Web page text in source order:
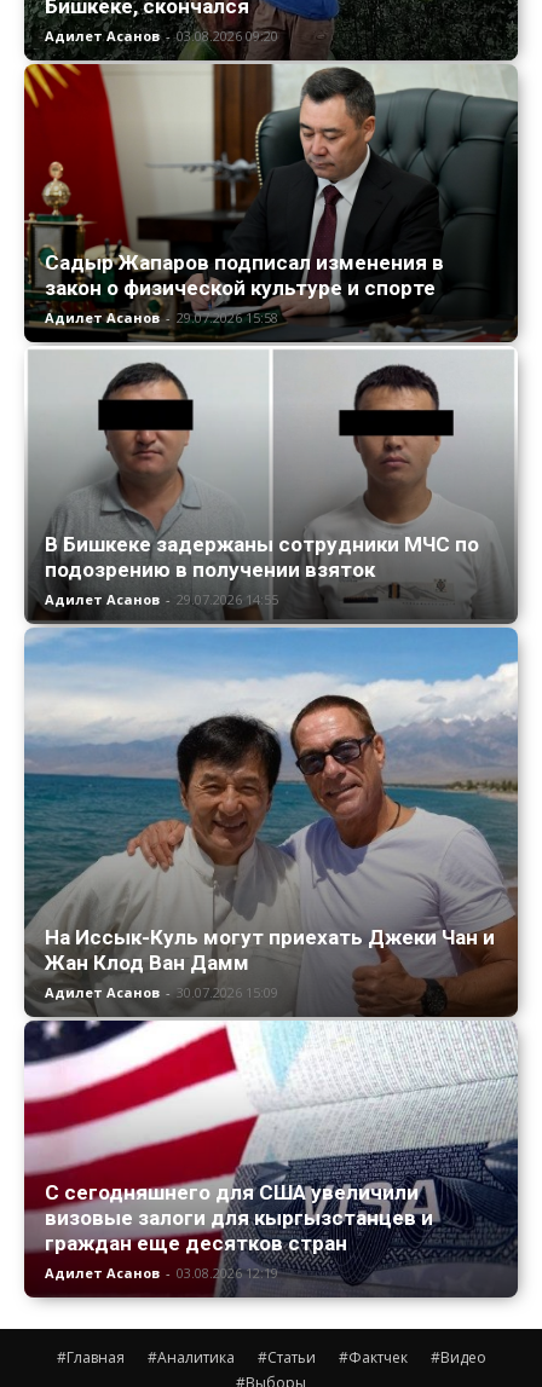
Бишкеке, скончался
Адилет Асанов - 03.08.2026 09:20
Садыр Жапаров подписал изменения в
закон о физической культуре и спорте
Адилет Асанов - 29.07.2026 15:58
В Бишкеке задержаны сотрудники МЧС по
подозрению в получении взяток
Адилет Асанов - 29.07.2026 14:55
На Иссык-Куль могут приехать Джеки Чан и
Жан Клод Ван Дамм
Адилет Асанов - 30.07.2026 15:09
С сегодняшнего для США увеличили
визовые залоги для кыргызстанцев и
граждан еще десятков стран
Адилет Асанов - 03.08.2026 12:19
#Главная #Аналитика #Статьи #Фактчек
#Видео